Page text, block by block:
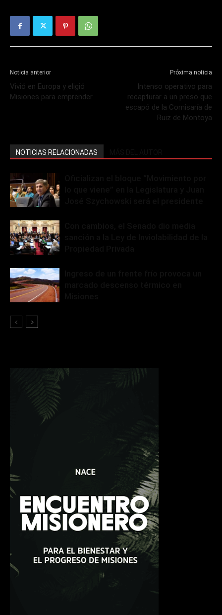
Noticia anterior
Vivió en Europa y eligió
Misiones para emprender
Próxima noticia
Intenso operativo para
recapturar a un preso que
escapó de la Comisaría de
Ruiz de Montoya
NOTICIAS RELACIONADAS